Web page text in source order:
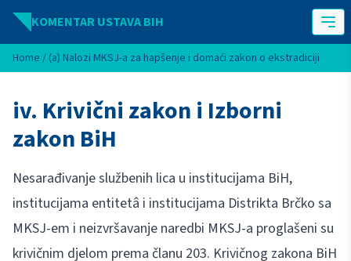
Idi na sadržaj
KOMENTAR USTAVA BIH
Home / (a) Nalozi MKSJ-a za hapšenje i domaći zakon o ekstradiciji
iv. Krivični zakon i Izborni
zakon BiH
Nesarađivanje službenih lica u institucijama BiH,
institucijama entitetâ i institucijama Distrikta Brčko sa
MKSJ-em i neizvršavanje naredbi MKSJ-a proglašeni su
krivičnim djelom prema članu 203. Krivičnog zakona BiH